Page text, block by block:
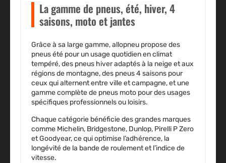
La gamme de pneus, été, hiver, 4
saisons, moto et jantes
Grâce à sa large gamme, allopneu propose des
pneus été pourun usage quotidien en climat
tempéré, des pneus hiver adaptés à la neige et aux
régions de montagne, des pneus 4 saisons pour
ceux qui alternent entre ville et campagne, et une
gamme complète de pneus moto pour des usages
spécifiques professionnels ou loisirs.
Chaque catégorie bénéficie des grandes marques
comme Michelin, Bridgestone, Dunlop, Pirelli P Zero
et Goodyear, ce qui optimise l’adhérence, la
longévité de la bande de roulement et l’indice de
vitesse.